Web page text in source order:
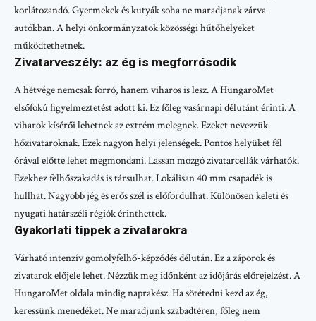
korlátozandó. Gyermekek és kutyák soha ne maradjanak zárva
autókban. A helyi önkormányzatok közösségi hűtőhelyeket
működtethetnek.
Zivatarveszély: az ég is megforrósodik
A hétvége nemcsak forró, hanem viharos is lesz. A HungaroMet
elsőfokú figyelmeztetést adott ki. Ez főleg vasárnapi délutánt érinti. A
viharok kísérői lehetnek az extrém melegnek. Ezeket nevezzük
hőzivataroknak. Ezek nagyon helyi jelenségek. Pontos helyüket fél
órával előtte lehet megmondani. Lassan mozgó zivatarcellák várhatók.
Ezekhez felhőszakadás is társulhat. Lokálisan 40 mm csapadék is
hullhat. Nagyobb jég és erős szél is előfordulhat. Különösen keleti és
nyugati határszéli régiók érinthettek.
Gyakorlati tippek a zivatarokra
Várható intenzív gomolyfelhő-képződés délután. Ez a záporok és
zivatarok előjele lehet. Nézzük meg időnként az időjárás előrejelzést. A
HungaroMet oldala mindig naprakész. Ha sötétedni kezd az ég,
keressünk menedéket. Ne maradjunk szabadtéren, főleg nem